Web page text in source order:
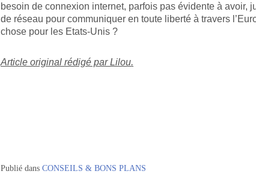
besoin de connexion internet, parfois pas évidente à avoir,
de réseau pour communiquer en toute liberté à travers
chose pour les Etats-Unis ?
Article original rédigé par Lilou.
Publié dans CONSEILS & BONS PLANS